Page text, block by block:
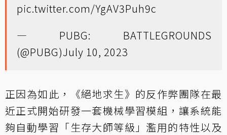
pic.twitter.com/YgAV3Puh9c
— PUBG: BATTLEGROUNDS
(@PUBG)July 10, 2023
正因為如此，《絕地求生》的反作弊團隊在最
近正式開始研發一套機械學習模組，讓系統能
夠自動學習「生存大師等級」濫用的特性以及